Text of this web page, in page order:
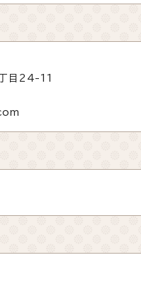
目24-11